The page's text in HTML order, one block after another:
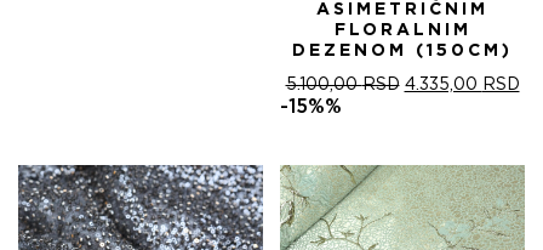
ASIMETRIČNIM
FLORALNIM
DEZENOM (150CM)
5.100,00RSD ОРИГИНАЛНА
5.100,00 RSD.
4.335,00 RSD
-15%%